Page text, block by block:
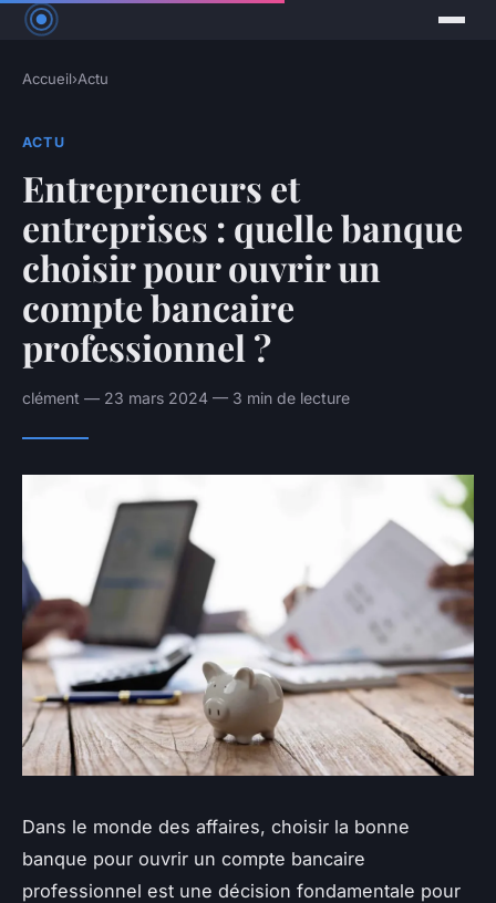
Accueil›Actu
ACTU
Entrepreneurs et
entreprises : quelle banque
choisir pour ouvrir un
compte bancaire
professionnel ?
clément — 23 mars 2024 — 3 min de lecture
Dans le monde des affaires, choisir la bonne
banque pour ouvrir un compte bancaire
professionnel est une décision fondamentale pour